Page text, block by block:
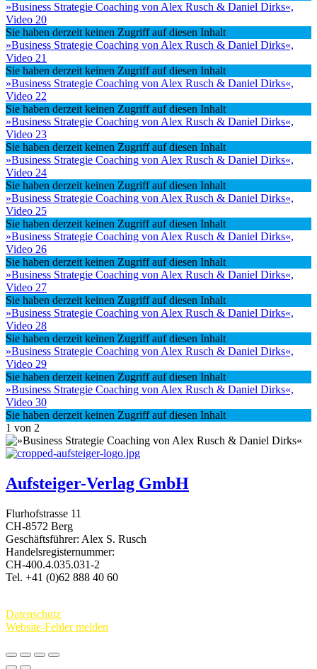
»Business Strategie Coaching von Alex Rusch & Daniel Dirks«,
Video 20
Sie haben derzeit keinen Zugriff auf diesen Inhalt
»Business Strategie Coaching von Alex Rusch & Daniel Dirks«,
Video 21
Sie haben derzeit keinen Zugriff auf diesen Inhalt
»Business Strategie Coaching von Alex Rusch & Daniel Dirks«,
Video 22
Sie haben derzeit keinen Zugriff auf diesen Inhalt
»Business Strategie Coaching von Alex Rusch & Daniel Dirks«,
Video 23
Sie haben derzeit keinen Zugriff auf diesen Inhalt
»Business Strategie Coaching von Alex Rusch & Daniel Dirks«,
Video 24
Sie haben derzeit keinen Zugriff auf diesen Inhalt
»Business Strategie Coaching von Alex Rusch & Daniel Dirks«,
Video 25
Sie haben derzeit keinen Zugriff auf diesen Inhalt
»Business Strategie Coaching von Alex Rusch & Daniel Dirks«,
Video 26
Sie haben derzeit keinen Zugriff auf diesen Inhalt
»Business Strategie Coaching von Alex Rusch & Daniel Dirks«,
Video 27
Sie haben derzeit keinen Zugriff auf diesen Inhalt
»Business Strategie Coaching von Alex Rusch & Daniel Dirks«,
Video 28
Sie haben derzeit keinen Zugriff auf diesen Inhalt
»Business Strategie Coaching von Alex Rusch & Daniel Dirks«,
Video 29
Sie haben derzeit keinen Zugriff auf diesen Inhalt
»Business Strategie Coaching von Alex Rusch & Daniel Dirks«,
Video 30
Sie haben derzeit keinen Zugriff auf diesen Inhalt
1 von 2
Aufsteiger-Verlag GmbH
Flurhofstrasse 11
CH-8572 Berg
Geschäftsführer: Alex S. Rusch
Handelsregisternummer:
CH-400.4.035.031-2
Tel. +41 (0)62 888 40 60
Datenschutz
Website-Fehler melden